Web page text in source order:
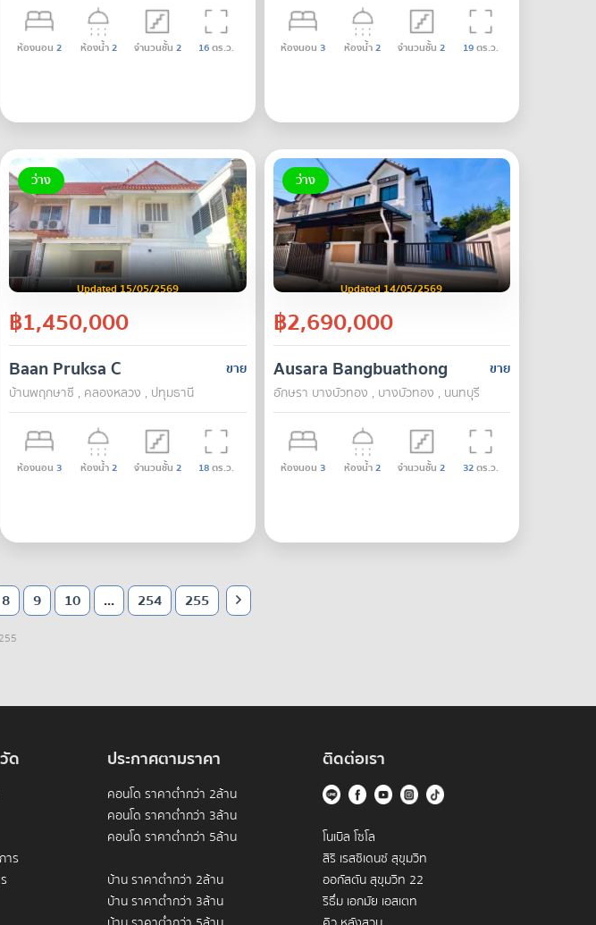
ห้องนอน 2 ห้องน้ำ2 จำนวนชั้น 2 16ตร.ว. ห้องนอน 3 ห้องน้ำ2 จำนวนชั้น 2 19ตร.ว.
ว่าง
Updated 15/05/2569
฿1,450,000
ขาย
Baan Pruksa C
บ้านพฤกษาซี , คลองหลวง , ปทุมธานี
ห้องนอน 3 ห้องน้ำ2 จำนวนชั้น 2 18ตร.ว.
ว่าง
Updated 14/05/2569
฿2,690,000
ขาย
Ausara Bangbuathong
อักษรา บางบัวทอง , บางบัวทอง , นนทบุรี
ห้องนอน 3 ห้องน้ำ2 จำนวนชั้น 2 32ตร.ว.
8 9 10 ... 254 255
ด
าร
ประกาศตามราคา
คอนโด ราคาต่ำกว่า 2ล้าน
คอนโด ราคาต่ำกว่า 3ล้าน
คอนโด ราคาต่ำกว่า 5ล้าน
บ้าน ราคาต่ำกว่า 2ล้าน
บ้าน ราคาต่ำกว่า 3ล้าน
ติดต่อเรา
โนเบิล โซโล
สิริ เรสซิเดนซ์ สุขุมวิท
ออกัสตัน สุขุมวิท 22
ริธึ่ม เอกมัย เอสเตท